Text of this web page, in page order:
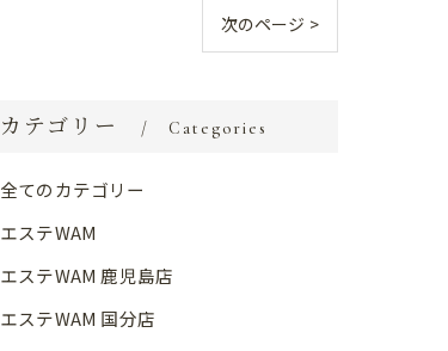
次のページ >
カテゴリー Categories
全てのカテゴリー
エステWAM
エステWAM 鹿児島店
エステWAM 国分店